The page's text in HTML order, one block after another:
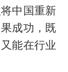
中国重新
成功，既
能在行业